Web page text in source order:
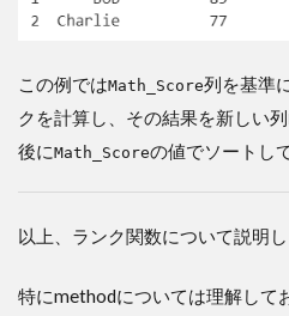
この例ではMath_Score列を基準
クを計算し、その結果を新しい列
後にMath_Scoreの値でソートし
以上、ランク関数について説明し
特にmethodについては理解して